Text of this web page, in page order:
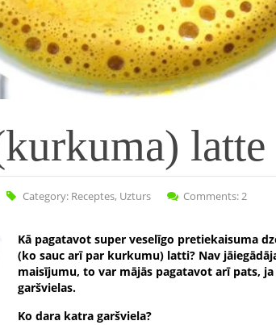
latte
Category: Receptes, Uzturs Comments: 2
Kā pagatavot super veselīgo pretiekaisuma
(ko sauc arī par kurkumu) latti? Nav
maisījumu, to var mājās pagatavot arī pats,
garšvielas.
Ko dara katra garšviela?